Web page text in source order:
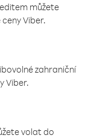
můžete
Viber.
zahraniční
Viber.
volat do